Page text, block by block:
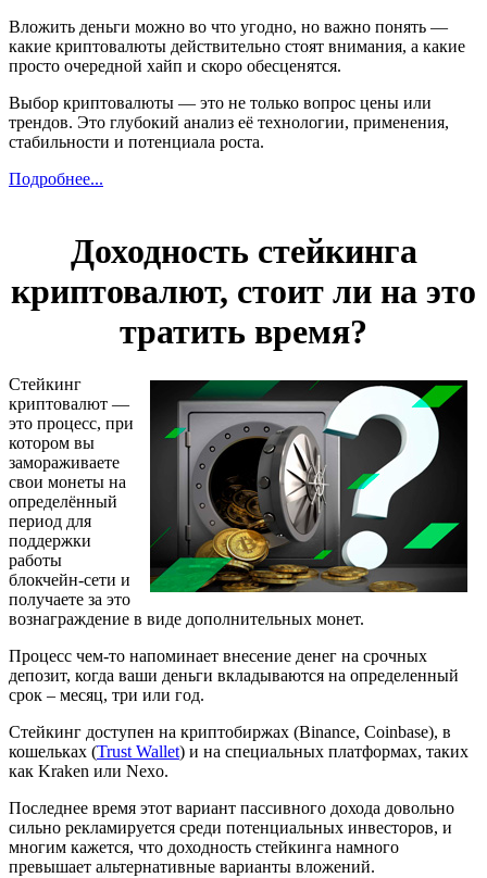
Вложить деньги можно во что угодно, но важно понять —
какие криптовалюты действительно стоят внимания, а какие
просто очередной хайп и скоро обесценятся.
Выбор криптовалюты — это не только вопрос цены или
трендов. Это глубокий анализ её технологии, применения,
стабильности и потенциала роста.
Подробнее...
Доходность стейкинга
криптовалют, стоит ли на это
тратить время?
Стейкинг
криптовалют —
это процесс, при
котором вы
замораживаете
свои монеты на
определённый
период для
поддержки
работы
блокчейн-сети и
получаете за это
вознаграждение в виде дополнительных монет.
Процесс чем-то напоминает внесение денег на срочных
депозит, когда ваши деньги вкладываются на определенный
срок – месяц, три или год.
Стейкинг доступен на криптобиржах (Binance, Coinbase), в
кошельках (Trust Wallet) и на специальных платформах, таких
как Kraken или Nexo.
Последнее время этот вариант пассивного дохода довольно
сильно рекламируется среди потенциальных инвесторов, и
многим кажется, что доходность стейкинга намного
превышает альтернативные варианты вложений.